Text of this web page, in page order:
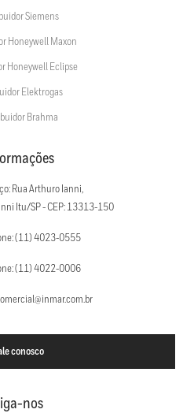
Siemens
Honeywell Maxon
Honeywell Eclipse
Elektrogas
Brahma
Rua Arthuro Ianni,
Itu/SP - CEP: 13313-150
(11) 4023-0555
(11) 4022-0006
conosco
nos